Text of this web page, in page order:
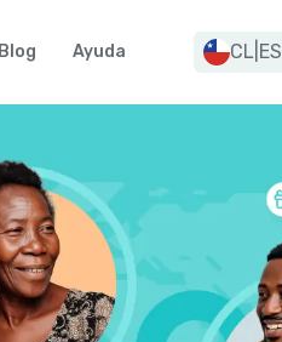
Blog Ayuda CL ES